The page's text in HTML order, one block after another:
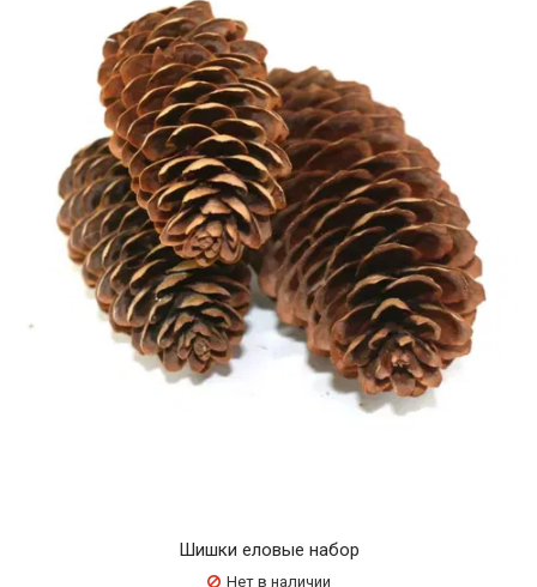
Шишки еловые набор
Нет в наличии